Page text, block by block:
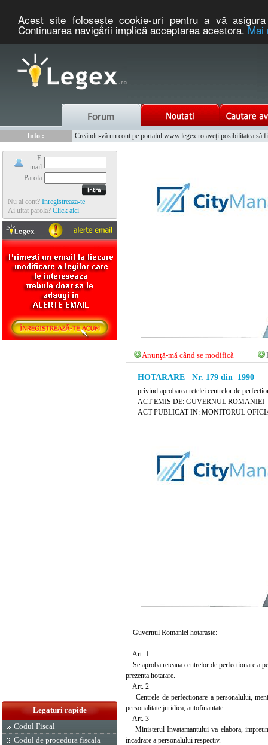
Acest site foloseşte cookie-uri pentru a vă
Continuarea navigării implică acceptarea acestora.Mai
Info :
Creându-vă un cont pe portalul www.legex.ro aveţi posibilitatea să
E-
mail:
Parola:
Nu ai cont? Inregistreaza-te
Ai uitat parola? Click aici
Legaturi rapide
Codul Fiscal
Codul de procedura fiscala
Anunţă-mă când se modifică
HOTARARE Nr. 179 din 1990
privind aprobarea retelei centrelor de
ACT EMIS DE: GUVERNUL ROMANIEI
ACT PUBLICAT IN: MONITORUL
Guvernul Romaniei hotaraste:
Art. 1
Se aproba reteaua centrelor de perfectionare a
prezenta hotarare.
Art. 2
Centrele de perfectionare a personalului,
personalitate juridica, autofinantate.
Art. 3
Ministerul Invatamantului va elabora,
incadrare a personalului respectiv.